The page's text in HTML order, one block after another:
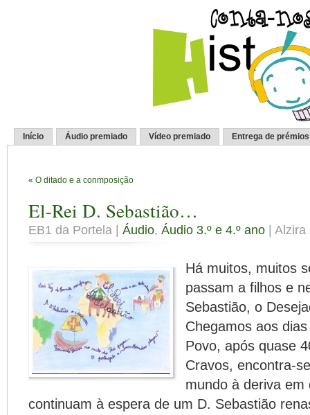
Início Áudio premiado Vídeo premiado Entrega de prémios
« O ditado e a conmposição
El-Rei D. Sebastião…
EB1 da Portela | Áudio, Áudio 3.º e 4.º ano |
Há muitos, muitos
passam a filhos e
Sebastião, o
Chegamos aos
Povo, após quase
Cravos, encontra-
mundo à deriva
continuam à espera de um D. Sebastião